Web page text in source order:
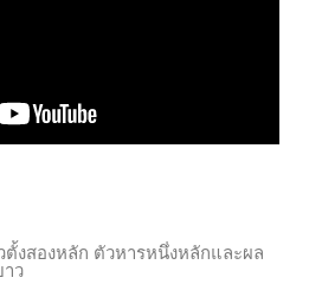
งสองหลัก ตัวหารหนึ่งหลักและผล
ว